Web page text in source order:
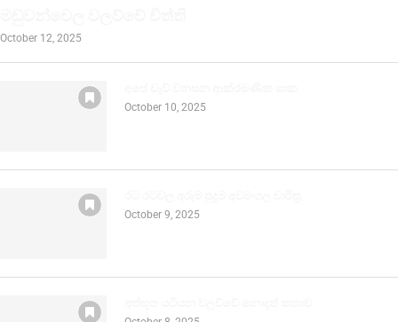
October 12, 2025
October 10, 2025
October 9, 2025